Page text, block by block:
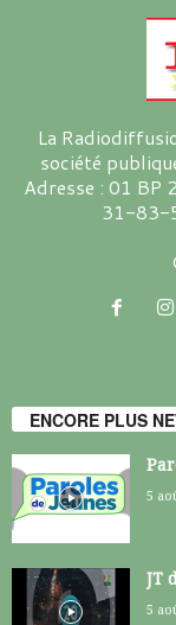
La
société
Adresse : 01 BP
31-83-
ENCORE PLUS
5
JT
5